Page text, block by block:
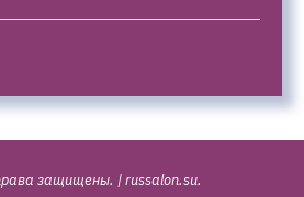
защищены. |russalon.su.